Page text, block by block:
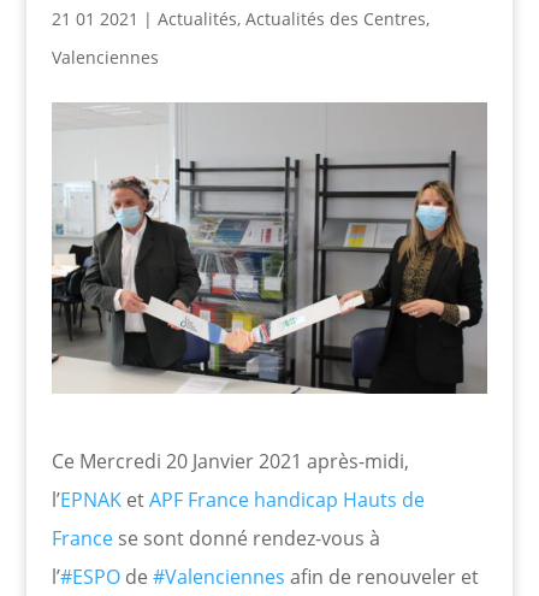
21 01 2021 | Actualités, Actualités des Centres,
Valenciennes
Ce Mercredi 20 Janvier 2021 après-midi,
l’EPNAKetAPF France handicap Hauts de
Francese sont donné rendez-vous à
l’#ESPOde #Valenciennes afin de renouveler et